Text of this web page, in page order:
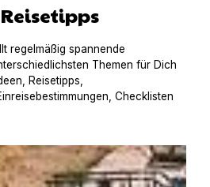
regelmäßig spannende
Themen für Dich
Reisetipps,
Checklisten